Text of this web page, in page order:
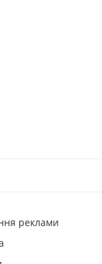
реклами